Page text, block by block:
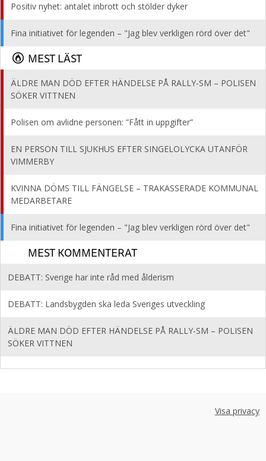
Positiv nyhet: antalet inbrott och stölder dyker
Fina initiativet för legenden – "Jag blev verkligen rörd över det"
MEST LÄST
ÄLDRE MAN DÖD EFTER HÄNDELSE PÅ RALLY-SM – POLISEN
SÖKER VITTNEN
Polisen om avlidne personen: ”Fått in uppgifter”
EN PERSON TILL SJUKHUS EFTER SINGELOLYCKA UTANFÖR
VIMMERBY
KVINNA DÖMS TILL FÄNGELSE – TRAKASSERADE KOMMUNAL
MEDARBETARE
Fina initiativet för legenden – "Jag blev verkligen rörd över det"
MEST KOMMENTERAT
DEBATT: Sverige har inte råd med ålderism
DEBATT: Landsbygden ska leda Sveriges utveckling
ÄLDRE MAN DÖD EFTER HÄNDELSE PÅ RALLY-SM – POLISEN
SÖKER VITTNEN
Visa privacy